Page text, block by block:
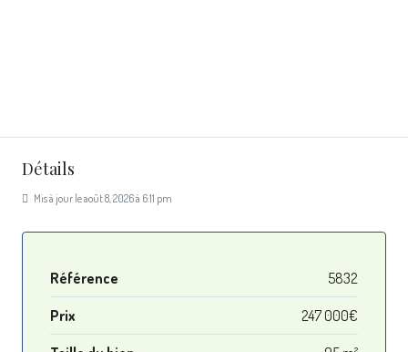
Détails
Mis à jour le août 8, 2026 à 6:11 pm
Référence 5832
Prix 247 000€